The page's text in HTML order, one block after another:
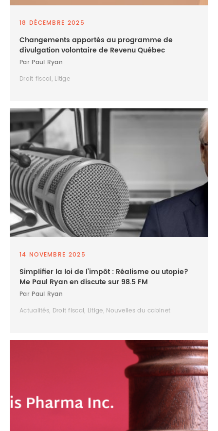
18 DÉCEMBRE 2025
Changements apportés au programme de
divulgation volontaire de Revenu Québec
Par Paul Ryan
Droit fiscal, Litige
14 NOVEMBRE 2025
Simplifier la loi de l’impôt : Réalisme ou utopie?
Me Paul Ryan en discute sur 98.5 FM
Par Paul Ryan
Actualités, Droit fiscal, Litige, Nouvelles du cabinet